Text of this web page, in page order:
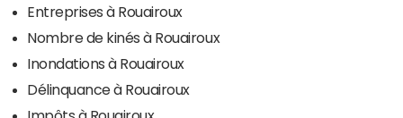
Entreprises à Rouairoux
Nombre de kinés à Rouairoux
Inondations à Rouairoux
Délinquance à Rouairoux
Impôts à Rouairoux